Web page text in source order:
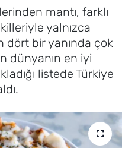
mantı, farklı
yalnızca
dört bir yanında çok
dünyanın en iyi
listede Türkiye